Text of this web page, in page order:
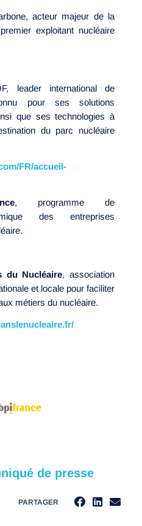
acteur majeur de la
exploitant nucléaire
leader international de
pour ses solutions
que ses technologies à
du parc nucléaire
FR/accueil-
, programme de
des entreprises
du Nucléaire, association
et locale pour faciliter
métiers du nucléaire.
de presse
PARTAGER